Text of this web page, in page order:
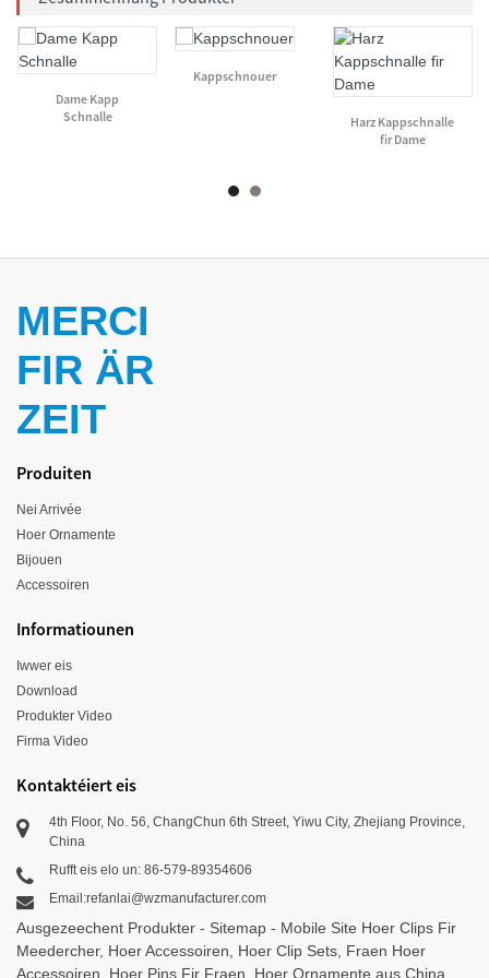
Dame Kapp
Schnalle
Kappschnouer
Harz Kappschnalle
fir Dame
MERCI
FIR ÄR
ZEIT
Produiten
Nei Arrivée
Hoer Ornamente
Bijouen
Accessoiren
Informatiounen
Iwwer eis
Download
Produkter Video
Firma Video
Kontaktéiert eis
4th Floor, No. 56, ChangChun 6th Street, Yiwu City, Zhejiang Province,
China
Rufft eis elo un: 86-579-89354606
Email:refanlai@wzmanufacturer.com
Ausgezeechent Produkter - Sitemap - Mobile Site Hoer Clips Fir
Meedercher, Hoer Accessoiren Hoer Clip Sets Fraen Hoer
Accessoiren
Hoer Pins Fir Fraen Hoer Ornamente aus China